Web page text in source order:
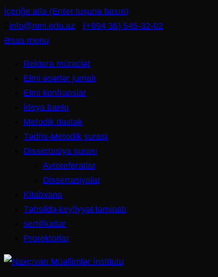
İçeriğe atla (Enter tuşuna basın)
info@nmi.edu.az
(+994 36) 545-32-02
Əsas menu
Rektora müraciət
Elmi əsərlər jurnalı
Elmi konfranslar
İdeya bankı
Metodik dəstək
Tədris-Metodik şurası
Dissertasiya şurası
Avtoreferatlar
Dissertasiyalar
Kitabxana
Təhsildə keyfiyyət təminatı
sertifikatlar
Prorektorlar